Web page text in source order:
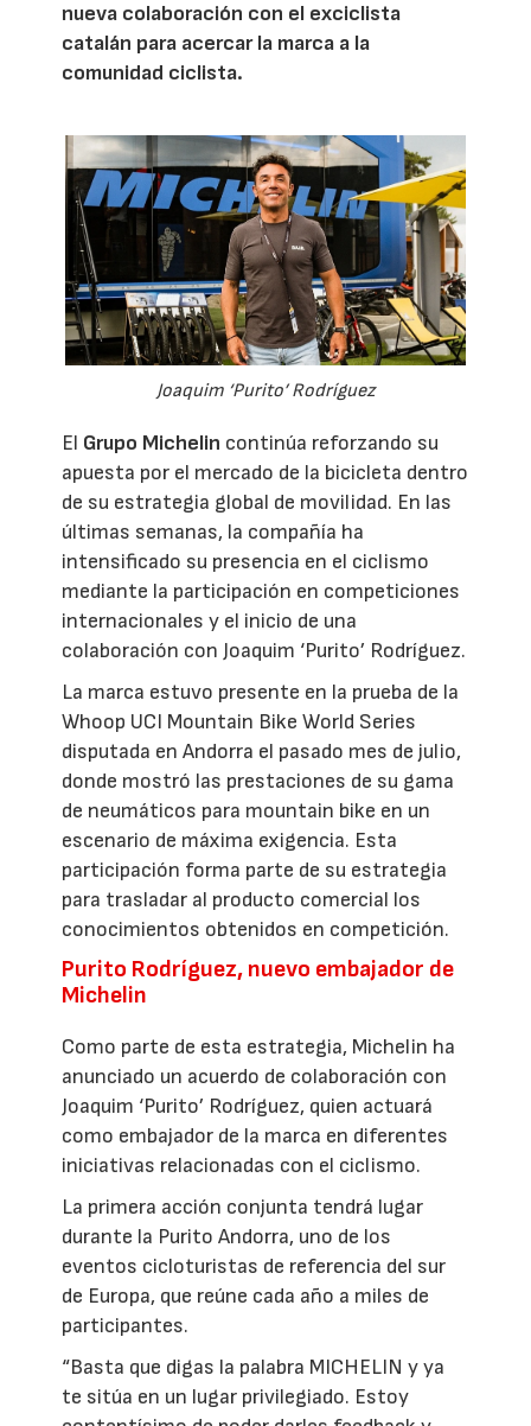
nueva colaboración con el exciclista
catalán para acercar la marca a la
comunidad ciclista.
Joaquim ‘Purito’ Rodríguez
El Grupo Michelin continúa reforzando su
apuesta por el mercado de la bicicleta dentro
de su estrategia global de movilidad. En las
últimas semanas, la compañía ha
intensificado su presencia en el ciclismo
mediante la participación en competiciones
internacionales y el inicio de una
colaboración con Joaquim ‘Purito’ Rodríguez.
La marca estuvo presente en la prueba de la
Whoop UCI Mountain Bike World Series
disputada en Andorra el pasado mes de julio,
donde mostró las prestaciones de su gama
de neumáticos para mountain bike en un
escenario de máxima exigencia. Esta
participación forma parte de su estrategia
para trasladar al producto comercial los
conocimientos obtenidos en competición.
Purito Rodríguez, nuevo embajador de
Michelin
Como parte de esta estrategia, Michelin ha
anunciado un acuerdo de colaboración con
Joaquim ‘Purito’ Rodríguez, quien actuará
como embajador de la marca en diferentes
iniciativas relacionadas con el ciclismo.
La primera acción conjunta tendrá lugar
durante la Purito Andorra, uno de los
eventos cicloturistas de referencia del sur
de Europa, que reúne cada año a miles de
participantes.
“Basta que digas la palabra MICHELIN y ya
te sitúa en un lugar privilegiado. Estoy